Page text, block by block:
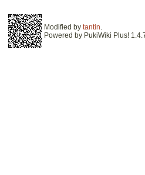
Modified by tantin.
Powered by PukiWiki Plus!